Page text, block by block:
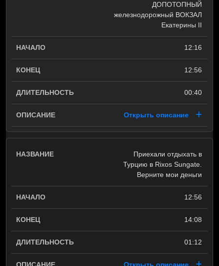
ДОПОТОПНЫЙ
железнодорожный ВОКЗАЛ
Екатерины II
12:16
12:56
00:40
Открыть описание
Приехали отдыхать в
Турцию в Rixos Sungate.
Верните мои деньги
12:56
14:08
01:12